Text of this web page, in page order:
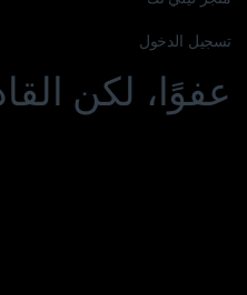
تسجيل الدخول
عفوًا، لكن